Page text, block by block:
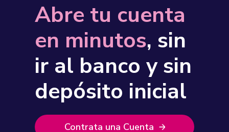
Abre tu cuenta
en minutos, sin
ir al banco y sin
depósito inicial
Contrata una Cuenta